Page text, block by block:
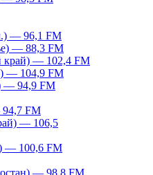
— 96,1 FM
— 88,3 FM
край) — 102,4 FM
— 104,9 FM
— 94,9 FM
FM
— 106,5
— 100,6 FM
— 98,8 FM